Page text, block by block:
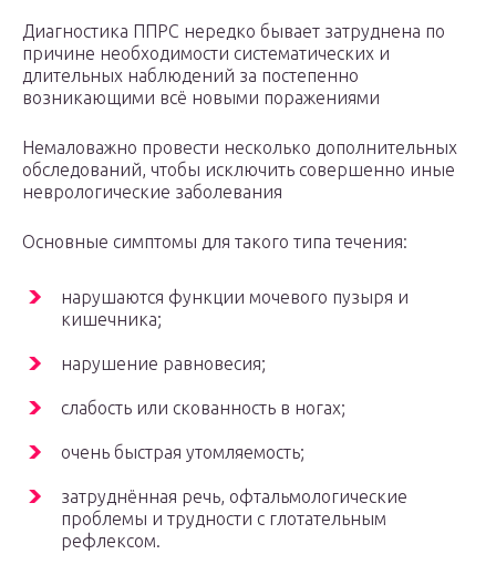
Диагностика ППРС нередко бывает затруднена по
причине необходимости систематических и
длительных наблюдений за постепенно
возникающими всё новыми поражениями
Немаловажно провести несколько дополнительных
обследований, чтобы исключить совершенно иные
неврологические заболевания
Основные симптомы для такого типа течения:
нарушаются функции мочевого пузыря и
кишечника;
нарушение равновесия;
слабость или скованность в ногах;
очень быстрая утомляемость;
затруднённая речь, офтальмологические
проблемы и трудности с глотательным
рефлексом.